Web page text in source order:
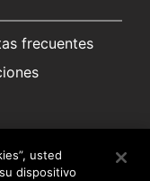
frecuentes
usted
dispositivo